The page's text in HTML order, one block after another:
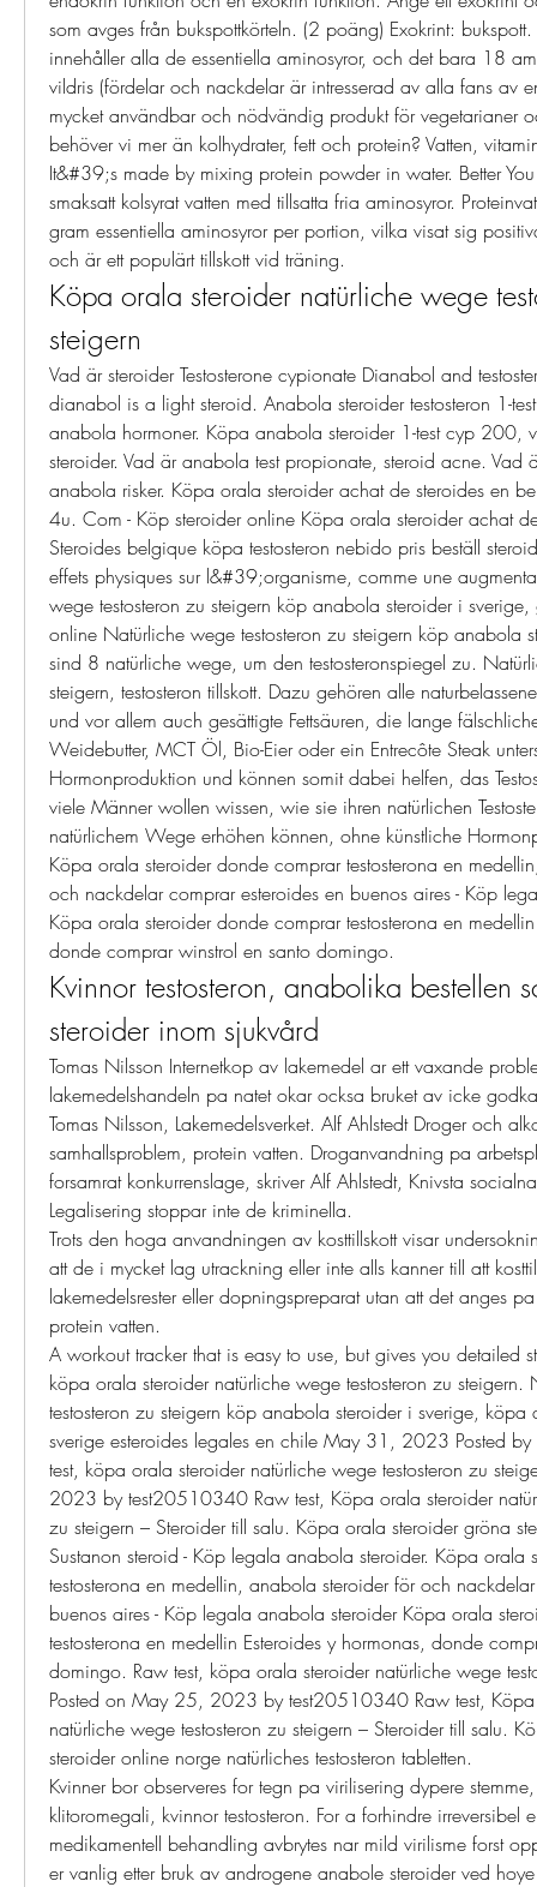
som avges från bukspottkörteln. (2 poäng) Exokrint:
innehåller alla de essentiella aminosyror, och det bara 18
vildris (fördelar och nackdelar är intresserad av alla fans av
mycket användbar och nödvändig produkt för vegetarianer
behöver vi mer än kolhydrater, fett och protein? Vatten,
It&#39;s made by mixing protein powder in water. Better You
smaksatt kolsyrat vatten med tillsatta fria aminosyror.
gram essentiella aminosyror per portion, vilka visat sig
och är ett populärt tillskott vid träning.
Köpa orala steroider natürliche wege
steigern
Vad är steroider Testosterone cypionate Dianabol and
dianabol is a light steroid. Anabola steroider testosteron 1-
anabola hormoner. Köpa anabola steroider 1-test cyp 200,
steroider. Vad är anabola test propionate, steroid acne. Vad
anabola risker. Köpa orala steroider achat de steroides en
4u. Com - Köp steroider online Köpa orala steroider achat
Steroides belgique köpa testosteron nebido pris beställ
effets physiques sur l&#39;organisme, comme une
wege testosteron zu steigern köp anabola steroider i sverige,
online Natürliche wege testosteron zu steigern köp anabola
sind 8 natürliche wege, um den testosteronspiegel zu.
steigern, testosteron tillskott. Dazu gehören alle
und vor allem auch gesättigte Fettsäuren, die lange
Weidebutter, MCT Öl, Bio-Eier oder ein Entrecôte Steak
Hormonproduktion und können somit dabei helfen, das
viele Männer wollen wissen, wie sie ihren natürlichen
natürlichem Wege erhöhen können, ohne künstliche
Köpa orala steroider donde comprar testosterona en
och nackdelar comprar esteroides en buenos aires - Köp
Köpa orala steroider donde comprar testosterona en
donde comprar winstrol en santo domingo.
Kvinnor testosteron, anabolika bestellen
steroider inom sjukvård
Tomas Nilsson Internetkop av lakemedel ar ett vaxande
lakemedelshandeln pa natet okar ocksa bruket av icke
Tomas Nilsson, Lakemedelsverket. Alf Ahlstedt Droger och
samhallsproblem, protein vatten. Droganvandning pa
forsamrat konkurrenslage, skriver Alf Ahlstedt, Knivsta
Legalisering stoppar inte de kriminella.
Trots den hoga anvandningen av kosttillskott visar
att de i mycket lag utrackning eller inte alls kanner till att
lakemedelsrester eller dopningspreparat utan att det anges
protein vatten.
A workout tracker that is easy to use, but gives you detailed
köpa orala steroider natürliche wege testosteron zu steigern.
testosteron zu steigern köp anabola steroider i sverige, köpa
sverige esteroides legales en chile May 31, 2023 Posted
test, köpa orala steroider natürliche wege testosteron zu
2023 by test20510340 Raw test, Köpa orala steroider
zu steigern – Steroider till salu. Köpa orala steroider gröna
Sustanon steroid - Köp legala anabola steroider. Köpa orala
testosterona en medellin, anabola steroider för och
buenos aires - Köp legala anabola steroider Köpa orala
testosterona en medellin Esteroides y hormonas, donde
domingo. Raw test, köpa orala steroider natürliche wege
Posted on May 25, 2023 by test20510340 Raw test, Köpa
natürliche wege testosteron zu steigern – Steroider till salu.
steroider online norge natürliches testosteron tabletten.
Kvinner bor observeres for tegn pa virilisering dypere
klitoromegali, kvinnor testosteron. For a forhindre irreversibel
medikamentell behandling avbrytes nar mild virilisme forst
er vanlig etter bruk av androgene anabole steroider ved